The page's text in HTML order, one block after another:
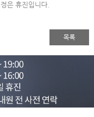
은 휴진입니다.
목록